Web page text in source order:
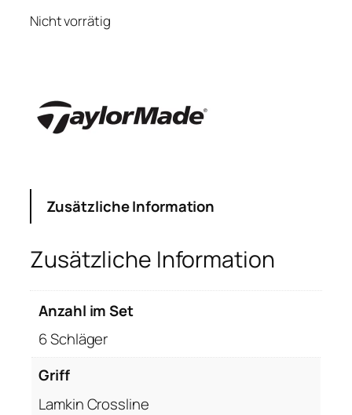
Nicht vorrätig
Zusätzliche Information
Zusätzliche Information
Anzahl im Set
6 Schläger
Griff
Lamkin Crossline